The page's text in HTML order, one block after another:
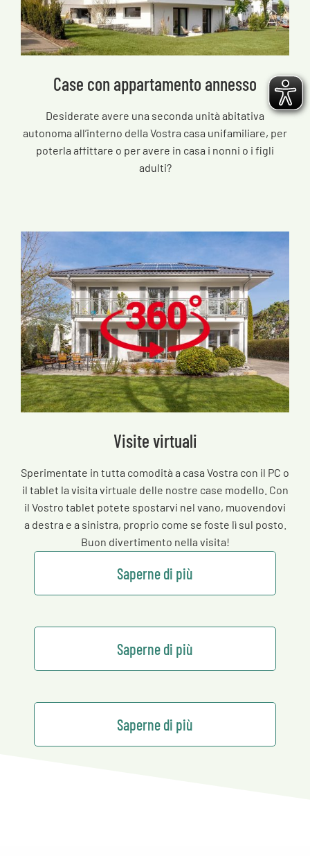
Case con appartamento annesso
Desiderate avere una seconda unità abitativa
autonoma all’interno della Vostra casa unifamiliare, per
poterla affittare o per avere in casa i nonni o i figli
adulti?
Visite virtuali
Sperimentate in tutta comodità a casa Vostra con il PC o
il tablet la visita virtuale delle nostre case modello. Con
il Vostro tablet potete spostarvi nel vano, muovendovi
a destra e a sinistra, proprio come se foste lì sul posto.
Buon divertimento nella visita!
Saperne di più
Saperne di più
Saperne di più